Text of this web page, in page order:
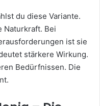
du diese Variante.
Naturkraft. Bei
ist sie
stärkere Wirkung.
Bedürfnissen. Die